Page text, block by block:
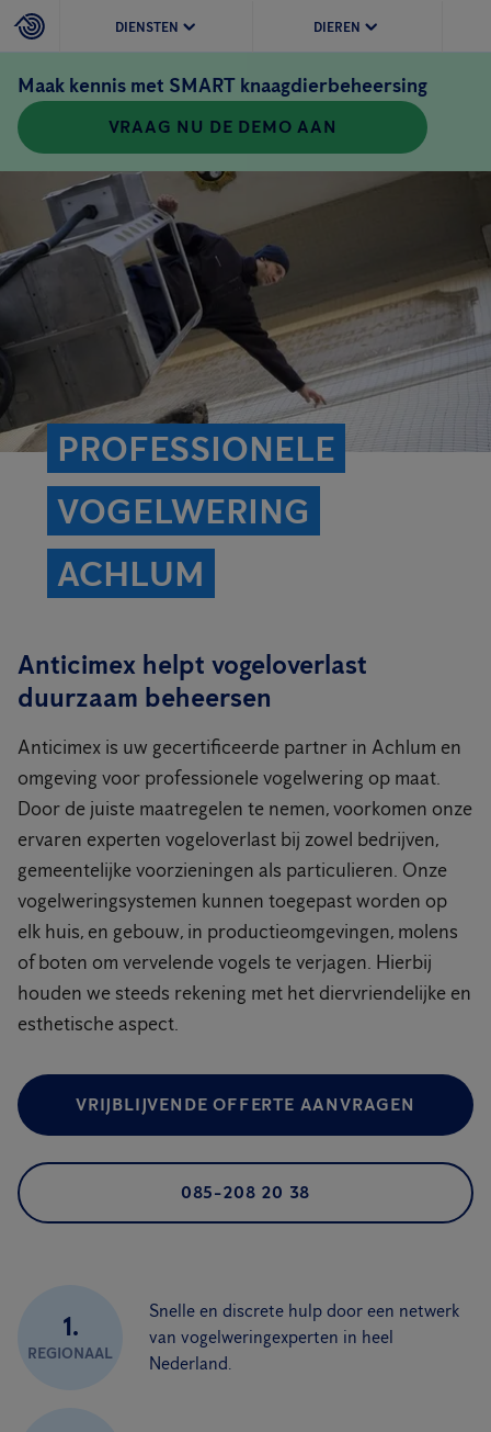
DIENSTEN DIEREN
Maak kennis met SMART knaagdierbeheersing
VRAAG NU DE DEMO AAN
PROFESSIONELE
VOGELWERING
ACHLUM
Anticimex helpt vogeloverlast
duurzaam beheersen
Anticimex is uw gecertificeerde partner in Achlum en
omgeving voor professionele vogelwering op maat.
Door de juiste maatregelen te nemen, voorkomen onze
ervaren experten vogeloverlast bij zowel bedrijven,
gemeentelijke voorzieningen als particulieren. Onze
vogelweringsystemen kunnen toegepast worden op
elk huis, en gebouw, in productieomgevingen, molens
of boten om vervelende vogels te verjagen. Hierbij
houden we steeds rekening met het diervriendelijke en
esthetische aspect.
VRIJBLIJVENDE OFFERTE AANVRAGEN
085-208 20 38
1.
REGIONAAL
Snelle en discrete hulp door een netwerk
van vogelweringexperten in heel
Nederland.